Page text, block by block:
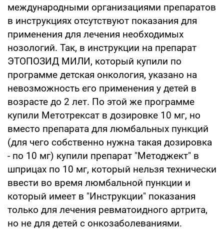
международными организациями препаратов
в инструкциях отсутствуют показания для
применения для лечения необходимых
нозологий. Так, в инструкции на препарат
ЭТОПОЗИД МИЛИ, который купили по
программе детская онкология, указано на
невозможность его применения у детей в
возрасте до 2 лет. По этой же программе
купили Метотрексат в дозировке 10 мг, но
вместо препарата для люмбальных пункций
(для чего собственно нужна такая дозировка
- по 10 мг) купили препарат "Методжект" в
шприцах по 10 мг, который нельзя технически
ввести во время люмбальной пункции и
который имеет в "Инструкции" показания
только для лечения ревматоидного артрита,
но не для детей с онкозаболеваниями.